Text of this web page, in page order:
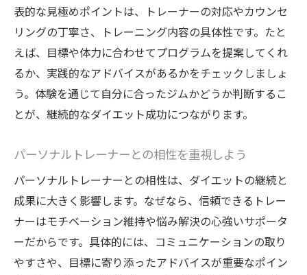
表的な見極めポイントは、トレーナーの対応やカウンセ
リングの丁寧さ、トレーニング内容の具体性です。たと
えば、目標や体力に合わせてプログラムを提案してくれ
るか、実践的なアドバイスがあるかをチェックしましょ
う。体験を通じて自分に合ったジムかどうか判断するこ
とが、継続的なダイエット成功につながります。
パーソナルトレーナーとの相性を重視しよう
パーソナルトレーナーとの相性は、ダイエットの継続と
成果に大きく影響します。なぜなら、信頼できるトレー
ナーはモチベーション維持や悩み解決の心強いサポータ
ーだからです。具体的には、コミュニケーションの取り
やすさや、目標に寄り添ったアドバイスが重要なポイン